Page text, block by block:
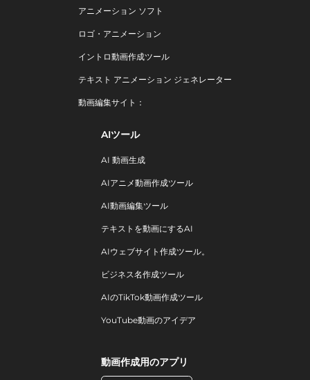
アニメーション ソフト
ロゴ・アニメーション
イントロ動画作成ツール
テキスト アニメーション ジェネレーター
動画編集サイト：
AIツール
AI 動画生成
AIアニメ動画作成ツール
AI動画編集ツール
テキストを動画にするAI
AIウェブサイト作成ツール。
ビジネス名作成ツール
AIのTikTok動画作成ツール
YouTube動画のアイデア
動画作成用のアプリ